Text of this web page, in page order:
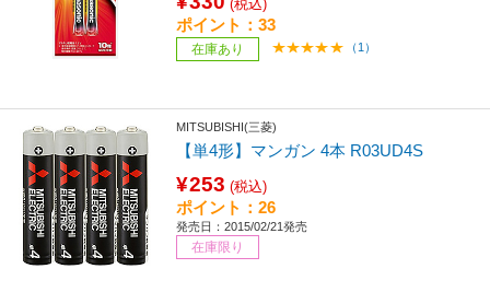
(税込)
ポイント：33
在庫あり （1）
MITSUBISHI(三菱)
【単4形】マンガン 4本 R03UD4S
¥253 (税込)
ポイント：26
発売日：2015/02/21発売
在庫限り